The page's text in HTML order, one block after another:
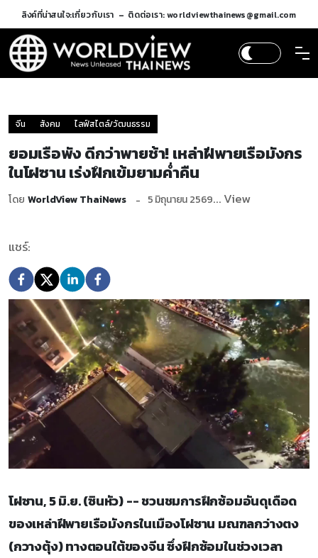
ลิงค์ที่น่าสนใจ:เกี่ยวกับเรา ติดต่อเรา: worldviewthainews@gmail.com
จีน สังคม ไลฟ์สไตล์/วัฒนธรรม
ยอมเรือพัง ดีกว่าพายช้า! เหล่าฝีพายเรือมังกร
ในโฝซาน เร่งฝึกเข้มยามค่ำคืน
โดย WorldView ThaiNews 5 มิถุนายน 2569... View
แชร์:
โฝซาน, 5 มิ.ย. (ซินหัว) -- ชวนชมการฝึกซ้อมอันดุเดือด
ของเหล่าฝีพายเรือมังกรในเมืองโฝซาน มณฑลกว่างตง
(กวางตุ้ง) ทางตอนใต้ของจีน ซึ่งฝึกซ้อมในช่วงเวลา